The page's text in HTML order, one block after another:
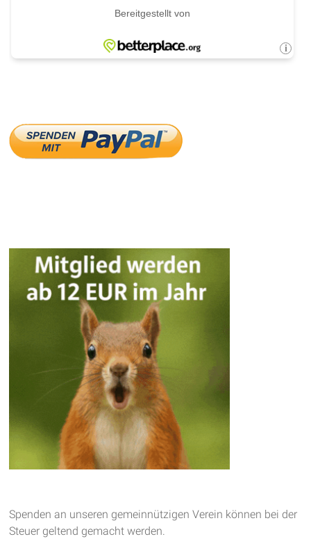
Spenden an unseren gemeinnützigen Verein können bei der
Steuer geltend gemacht werden.